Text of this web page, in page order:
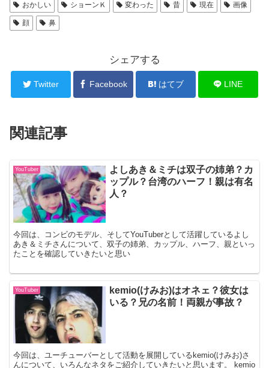
おかしい ショーンＫ 変わった 昔 現在 画像
顔 鼻
シェアする
Twitter Facebook はてブ LINE
関連記事
YouTuber
よしあき＆ミチは双子の姉弟？カ
ップル？台湾のハーフ！親は有名
人？
今回は、コンビのモデル、そしてYouTuberとして活躍しているよし
あき＆ミチさんについて、双子の姉弟、カップル、ハーフ、親といっ
たことを確認していきたいと思い
YouTuber
kemio(けみお)はオネェ？彼女は
いる？兄の名前！両親が事故？
今回は、ユーチューバーとして活動を展開しているkemio(けみお)さ
んについて、いろんなネタをご紹介していきたいと思います。 kemio